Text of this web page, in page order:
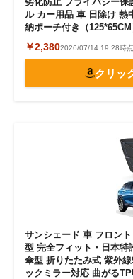
ル カー用品 車 日除け 熱
納ポーチ付き（125*65CM
￥2,3802026/07/14 19:28時
クリッ
サンシェード 車 フロン
型 完全フィット・日本特
傘型 折りたたみ式 紫外
ックミラー対応 曲がる